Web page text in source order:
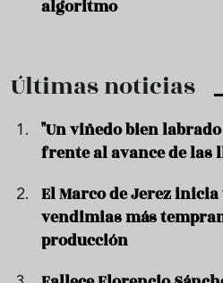
algoritmo
Últimas noticias
"Un viñedo bien
frente al avance de las
El Marco de Jerez inicia
vendimias más
producción